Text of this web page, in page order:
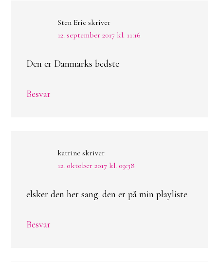
Sten Eric skriver
12. september 2017 kl. 11:16
Den er Danmarks bedste
Besvar
katrine skriver
12. oktober 2017 kl. 09:38
elsker den her sang. den er på min playliste
Besvar